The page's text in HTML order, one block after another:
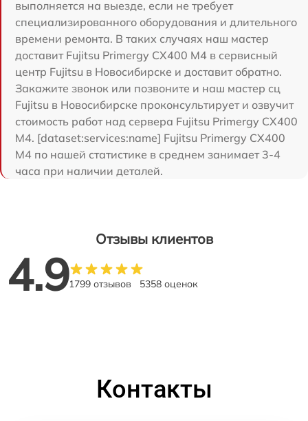
выполняется на выезде, если не требует
специализированного оборудования и длительного
времени ремонта. В таких случаях наш мастер
доставит Fujitsu Primergy CX400 M4 в сервисный
центр Fujitsu в Новосибирске и доставит обратно.
Закажите звонок или позвоните и наш мастер сц
Fujitsu в Новосибирске проконсультирует и озвучит
стоимость работ над сервера Fujitsu Primergy CX400
M4. [dataset:services:name] Fujitsu Primergy CX400
M4 по нашей статистике в среднем занимает 3-4
часа при наличии деталей.
Отзывы клиентов
4.91799 отзывов 5358 оценок
Контакты